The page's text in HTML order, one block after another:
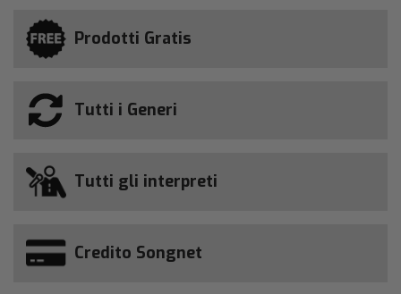
Prodotti Gratis
Tutti i Generi
Tutti gli interpreti
Credito Songnet